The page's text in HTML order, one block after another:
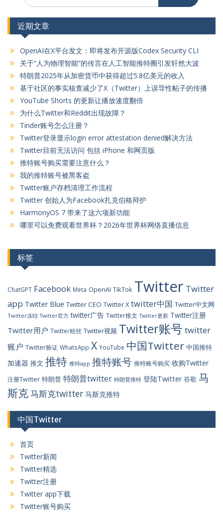
近期文章
OpenAI在X平台发文：即将发布开源版Codex Security CLI
关于“人为物理智能”的传言在人工智能推特圈引发轩然大波
特朗普2025年从加密货币中获得超过5.8亿美元的收入
基于社区的事实核查减少了X（Twitter）上误导性帖子的传播
YouTube Shorts 的更新让播放速度翻倍
为什么Twitter和Reddit出现故障？
Tinder账号怎么注册？
Twitter登录显示login error attestation denied解决方法
Twitter目前无法访问 包括 iPhone 和网页版
推特账号购买需要注意什么？
我的推特账号被黑客盗
Twitter账户存档清理工作流程
Twitter 创始人为Facebook扎克伯格辩护
HarmonyOS 7 带来了这六项新功能
哪里可以免费观看世界杯？2026年世界杯网络直播信息
标签
ChatGPT Facebook Meta OpenAI TikTok Twitter Twitter
app Twitter Blue Twitter CEO Twitter X twitter中国 Twitter中文网
Twitter冻结 Twitter官方 twitter广告 Twitter推文 Twitter更新 Twitter注册
Twitter用户 Twitter粉丝 Twitter视频 Twitter账号 twitter
账户 Twitter验证 WhatsApp X YouTube 中国Twitter 中国推特
加速器 推文 推特 推特app 推特账号 推特账号购买 收购Twitter
注册Twitter 特朗普 特朗普twitter 特朗普推特 登陆Twitter 谷歌 马
斯克马斯克twitter 马斯克推特
中国Twitter
首页
Twitter新闻
Twitter精选
Twitter注册
Twitter app下载
Twitter账号购买